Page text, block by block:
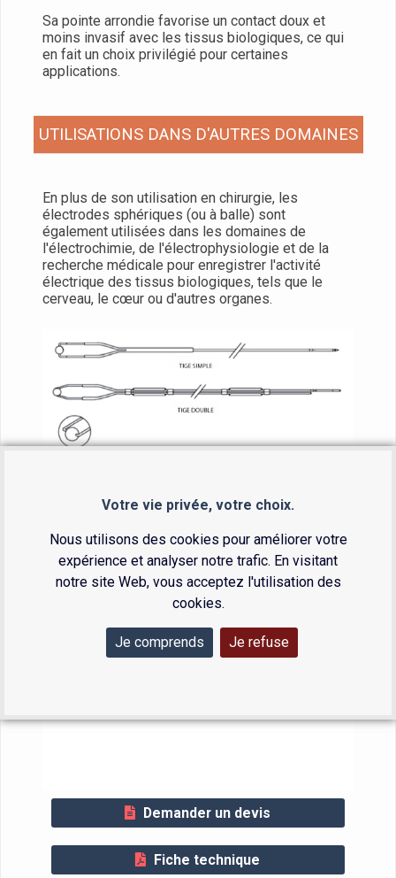
Votre vie privée, votre choix.
Nous utilisons des cookies pour améliorer votre
expérience et analyser notre trafic. En visitant
notre site Web, vous acceptez l'utilisation des
cookies.
Je comprends Je refuse
Sa pointe arrondie favorise un contact doux et
moins invasif avec les tissus biologiques, ce qui
en fait un choix privilégié pour certaines
applications.
UTILISATIONS DANS D'AUTRES DOMAINES
En plus de son utilisation en chirurgie, les
électrodes sphériques (ou à balle) sont
également utilisées dans les domaines de
l'électrochimie, de l'électrophysiologie et de la
recherche médicale pour enregistrer l'activité
électrique des tissus biologiques, tels que le
cerveau, le cœur ou d'autres organes.
Demander un devis
Fiche technique